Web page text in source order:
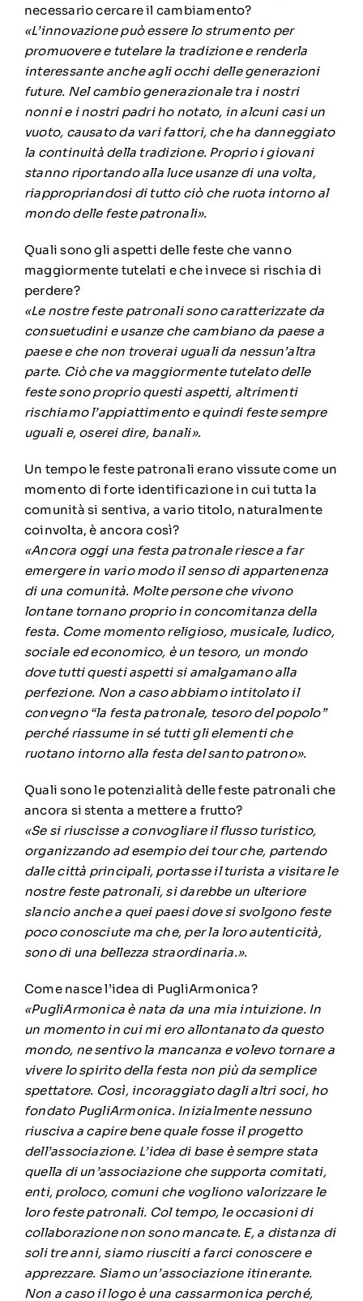
necessario cercare il cambiamento?
«L’innovazione può essere lo strumento per
promuovere e tutelare la tradizione e renderla
interessante anche agli occhi delle generazioni
future. Nel cambio generazionale tra i nostri
nonni e i nostri padri ho notato, in alcuni casi un
vuoto, causato da vari fattori, che ha danneggiato
la continuità della tradizione. Proprio i giovani
stanno riportando alla luce usanze di una volta,
riappropriandosi di tutto ciò che ruota intorno al
mondo delle feste patronali».
Quali sono gli aspetti delle feste che vanno
maggiormente tutelati e che invece si rischia di
perdere?
«Le nostre feste patronali sono caratterizzate da
consuetudini e usanze che cambiano da paese a
paese e che non troverai uguali da nessun’altra
parte. Ciò che va maggiormente tutelato delle
feste sono proprio questi aspetti, altrimenti
rischiamo l’appiattimento e quindi feste sempre
uguali e, oserei dire, banali».
Un tempo le feste patronali erano vissute come un
momento di forte identificazione in cui tutta la
comunità si sentiva, a vario titolo, naturalmente
coinvolta, è ancora così?
«Ancora oggi una festa patronale riesce a far
emergere in vario modo il senso di appartenenza
di una comunità. Molte persone che vivono
lontane tornano proprio in concomitanza della
festa. Come momento religioso, musicale, ludico,
sociale ed economico, è un tesoro, un mondo
dove tutti questi aspetti si amalgamano alla
perfezione. Non a caso abbiamo intitolato il
convegno “la festa patronale, tesoro del popolo”
perché riassume in sé tutti gli elementi che
ruotano intorno alla festa del santo patrono».
Quali sono le potenzialità delle feste patronali che
ancora si stenta a mettere a frutto?
«Se si riuscisse a convogliare il flusso turistico,
organizzando ad esempio dei tour che, partendo
dalle città principali, portasse il turista a visitare le
nostre feste patronali, si darebbe un ulteriore
slancio anche a quei paesi dove si svolgono feste
poco conosciute ma che, per la loro autenticità,
sono di una bellezza straordinaria.».
Come nasce l’idea di PugliArmonica?
«PugliArmonica è nata da una mia intuizione. In
un momento in cui mi ero allontanato da questo
mondo, ne sentivo la mancanza e volevo tornare a
vivere lo spirito della festa non più da semplice
spettatore. Così, incoraggiato dagli altri soci, ho
fondato PugliArmonica. Inizialmente nessuno
riusciva a capire bene quale fosse il progetto
dell’associazione. L’idea di base è sempre stata
quella di un’associazione che supporta comitati,
enti, proloco, comuni che vogliono valorizzare le
loro feste patronali. Col tempo, le occasioni di
collaborazione non sono mancate. E, a distanza di
soli tre anni, siamo riusciti a farci conoscere e
apprezzare. Siamo un’associazione itinerante.
Non a caso il logo è una cassarmonica perché,